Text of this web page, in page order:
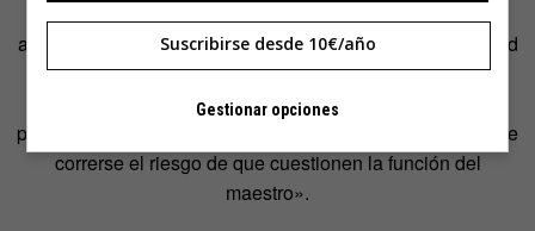
amenazado, por un lado, por la complejidad de la sociedad
informativa en la que vive el niño y, por otra parte, por el
papel tan protagonista que quieren tener los padres en el
proceso educativo. Está bien que se impliquen, pero puede
correrse el riesgo de que cuestionen la función del
maestro».
Suscribirse desde 10€/año
Gestionar opciones